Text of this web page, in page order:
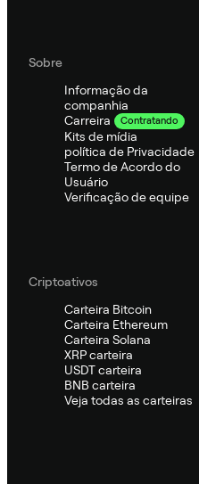
Sobre
Informação da
companhia
Carreira
Contratando
Kits de mídia
política de Privacidade
Termo de Acordo do
Usuário
Verificação de equipe
Criptoativos
Carteira Bitcoin
Carteira Ethereum
Carteira Solana
XRP carteira
USDT carteira
BNB carteira
Veja todas as carteiras